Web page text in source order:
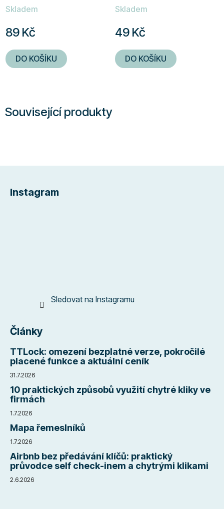
Související produkty
Skladem
89 Kč
DO KOŠÍKU
Skladem
49 Kč
DO KOŠÍKU
Instagram
Sledovat na Instagramu
Články
TTLock: omezení bezplatné verze, pokročilé
placené funkce a aktuální ceník
31.7.2026
10 praktických způsobů využití chytré kliky ve
firmách
1.7.2026
Mapa řemeslníků
1.7.2026
Airbnb bez předávání klíčů: praktický
průvodce self check-inem a chytrými klikami
2.6.2026